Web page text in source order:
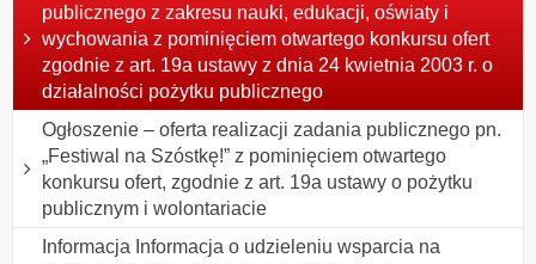
publicznego z zakresu nauki, edukacji, oświaty i
wychowania z pominięciem otwartego konkursu ofert
zgodnie z art. 19a ustawy z dnia 24 kwietnia 2003 r. o
działalności pożytku publicznego
Ogłoszenie – oferta realizacji zadania publicznego pn.
„Festiwal na Szóstkę!” z pominięciem otwartego
konkursu ofert, zgodnie z art. 19a ustawy o pożytku
publicznym i wolontariacie
Informacja Informacja o udzieleniu wsparcia na